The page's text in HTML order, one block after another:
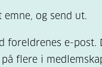
og send ut.
foreldrenes e-post.
flere i